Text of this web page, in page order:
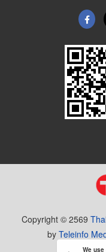
Copyright © 2569
by Teleinfo
We